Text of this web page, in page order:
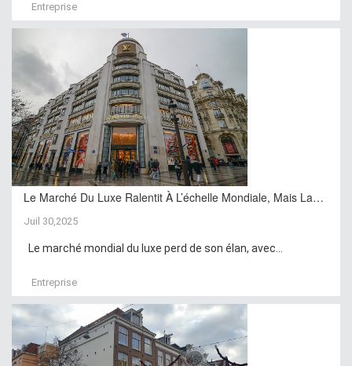
Entreprise
Le Marché Du Luxe Ralentit À L’échelle Mondiale, Mais La…
Juil 30,2025
Le marché mondial du luxe perd de son élan, avec...
Entreprise